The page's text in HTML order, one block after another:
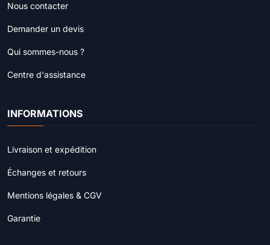
Nous contacter
Demander un devis
Qui sommes-nous ?
Centre d'assistance
INFORMATIONS
Livraison et expédition
Échanges et retours
Mentions légales & CGV
Garantie